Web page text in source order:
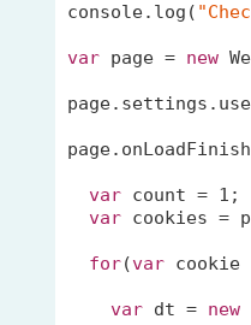
console.log(
var page = new
var count = 1 ;
var cookies =
for(var cookie
var dt = new